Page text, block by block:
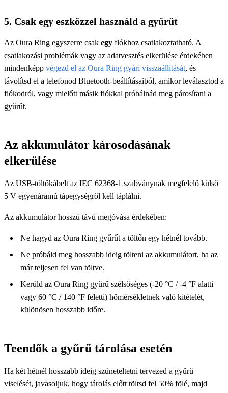
5. Csak egy eszközzel használd a gyűrűt
Az Oura Ring egyszerre csak egy fiókhoz csatlakoztatható. A
csatlakozási problémák vagy az adatvesztés elkerülése érdekében
mindenképp végezd el az Oura Ring gyári visszaállítását, és
távolítsd el a telefonod Bluetooth-beállításaiból, amikor leválasztod a
fiókodról, vagy mielőtt másik fiókkal próbálnád meg párosítani a
gyűrűt.
Az akkumulátor károsodásának
elkerülése
Az USB-töltőkábelt az IEC 62368-1 szabványnak megfelelő külső
5 V egyenáramú tápegységről kell táplálni.
Az akkumulátor hosszú távú megóvása érdekében:
Ne hagyd az Oura Ring gyűrűt a töltőn egy hétnél tovább.
Ne próbáld meg hosszabb ideig tölteni az akkumulátort, ha az
már teljesen fel van töltve.
Kerüld az Oura Ring gyűrű szélsőséges (-20 °C / -4 °F alatti
vagy 60 °C / 140 °F feletti) hőmérsékletnek való kitételét,
különösen hosszabb időre.
Teendők a gyűrű tárolása esetén
Ha két hétnél hosszabb ideig szüneteltetni tervezed a gyűrű
viselését, javasoljuk, hogy tárolás előtt töltsd fel 50% fölé, majd